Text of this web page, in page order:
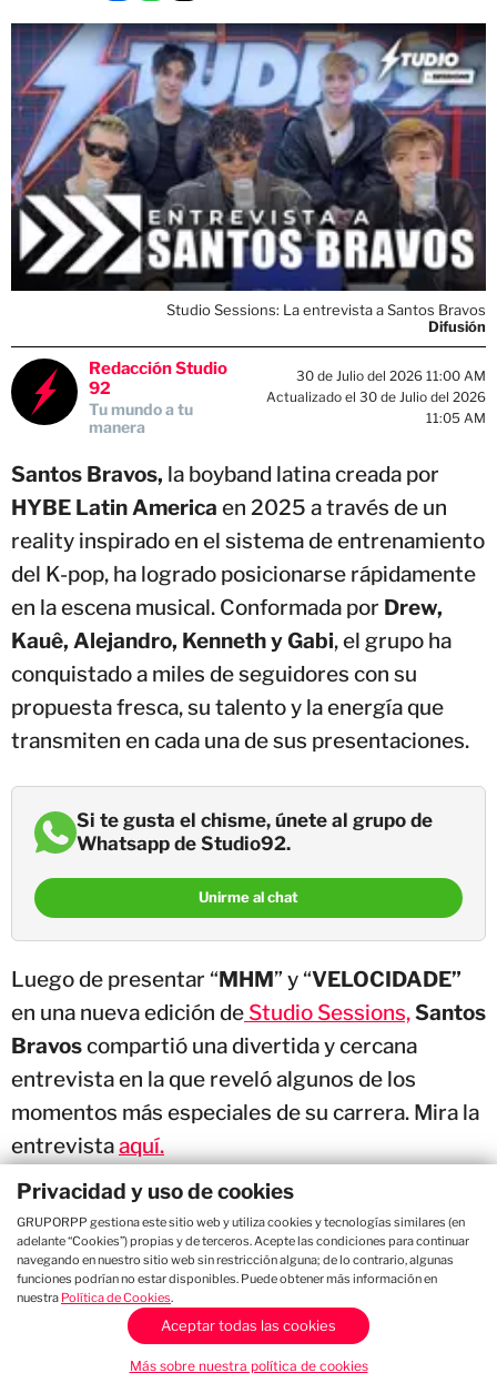
Studio Sessions: La entrevista a Santos Bravos
Difusión
Redacción Studio
92
Tu mundo a tu
manera
30 de Julio del 2026 11:00 AM
Actualizado el 30 de Julio del 2026
11:05 AM
Santos Bravos, la boyband latina creada por
HYBE Latin America en 2025 a través de un
reality inspirado en el sistema de entrenamiento
del K-pop, ha logrado posicionarse rápidamente
en la escena musical. Conformada por Drew,
Kauê, Alejandro, Kenneth y Gabi, el grupo ha
conquistado a miles de seguidores con su
propuesta fresca, su talento y la energía que
transmiten en cada una de sus presentaciones.
Si te gusta el chisme, únete al grupo de
Whatsapp de Studio92.
Unirme al chat
Luego de presentar “MHM” y “VELOCIDADE”
en una nueva edición de Studio Sessions,Santos
Bravoscompartió una divertida y cercana
entrevista en la que reveló algunos de los
momentos más especiales de su carrera. Mira la
entrevistaaquí.
"El momento que no puedo creer fue cuando
conocimos a BTS. Como grupo, desde que
estábamos haciendo nuestro entrenamiento,
mirábamos a BTS, estudiábamos sus
performances y sus bailes", recordó
destacando la influencia que la agrupación
Privacidad y uso de cookies
GRUPORPP gestiona este sitio web y utiliza cookies y tecnologías similares (en
adelante “Cookies”) propias y de terceros. Acepte las condiciones para continuar
navegando en nuestro sitio web sin restricción alguna; de lo contrario, algunas
funciones podrían no estar disponibles. Puede obtener más información en
nuestra Política de Cookies.
Aceptar todas las cookies
Más sobre nuestra política de cookies